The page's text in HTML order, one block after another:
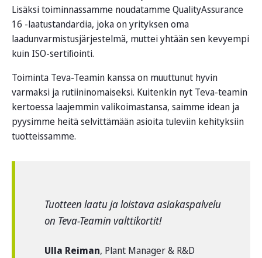
Lisäksi toiminnassamme noudatamme QualityAssurance
16 -laatustandardia, joka on yrityksen oma
laadunvarmistusjärjestelmä, muttei yhtään sen kevyempi
kuin ISO-sertiﬁointi.
Toiminta Teva-Teamin kanssa on muuttunut hyvin
varmaksi ja rutiininomaiseksi. Kuitenkin nyt Teva-teamin
kertoessa laajemmin valikoimastansa, saimme idean ja
pyysimme heitä selvittämään asioita tuleviin kehityksiin
tuotteissamme.
Tuotteen laatu ja loistava asiakaspalvelu
on Teva-Teamin valttikortit!
Ulla Reiman, Plant Manager & R&D